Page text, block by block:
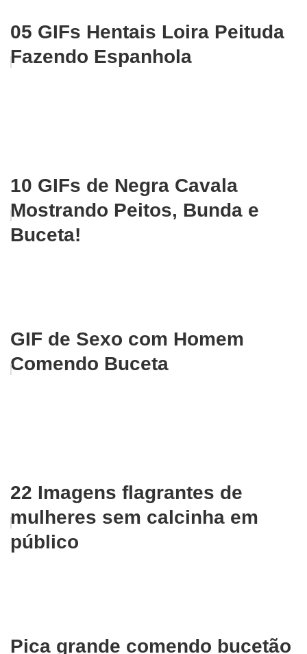
05 GIFs Hentais Loira Peituda
Fazendo Espanhola
10 GIFs de Negra Cavala
Mostrando Peitos, Bunda e
Buceta!
GIF de Sexo com Homem
Comendo Buceta
22 Imagens flagrantes de
mulheres sem calcinha em
público
Pica grande comendo bucetão